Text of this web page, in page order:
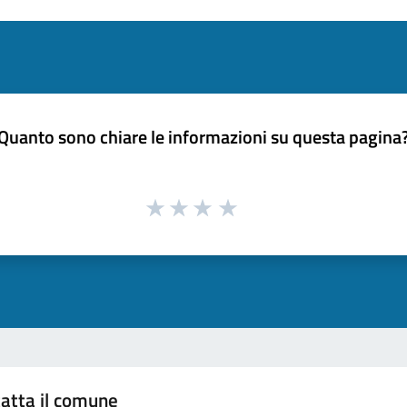
sono chiare le informazioni su questa
il comune